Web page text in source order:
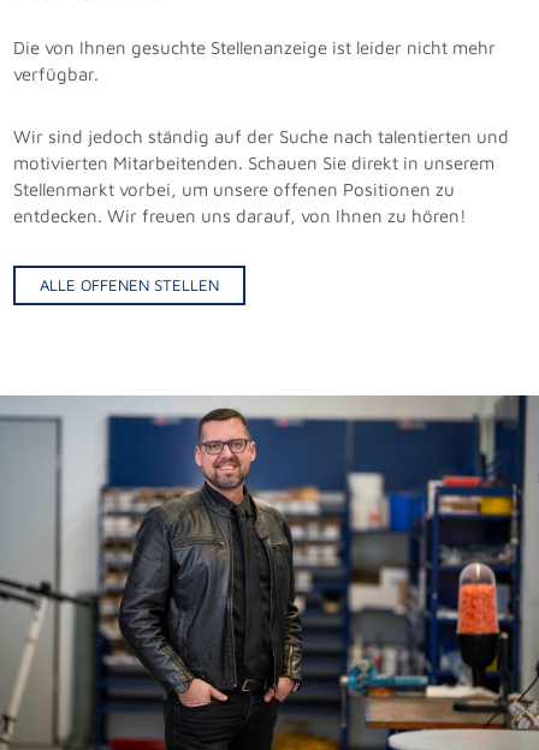
Die von Ihnen gesuchte Stellenanzeige ist leider nicht mehr
verfügbar.
Wir sind jedoch ständig auf der Suche nach talentierten und
motivierten Mitarbeitenden. Schauen Sie direkt in unserem
Stellenmarkt vorbei, um unsere offenen Positionen zu
entdecken. Wir freuen uns darauf, von Ihnen zu hören!
ALLE OFFENEN STELLEN